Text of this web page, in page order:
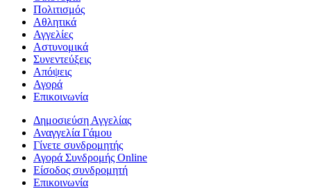
Πολιτισμός
Αθλητικά
Αγγελίες
Αστυνομικά
Συνεντεύξεις
Απόψεις
Αγορά
Επικοινωνία
Δημοσιεύση Αγγελίας
Αναγγελία Γάμου
Γίνετε συνδρομητής
Αγορά Συνδρομής Online
Είσοδος συνδρομητή
Επικοινωνία